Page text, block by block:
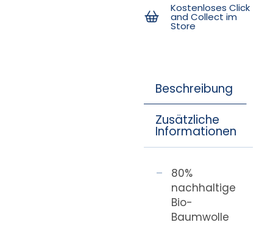
Kostenloses Click
and Collect im
Store
Beschreibung
Zusätzliche
Informationen
80%
nachhaltige
Bio-
Baumwolle